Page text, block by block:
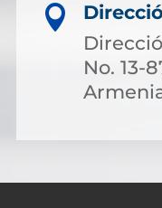

No. 13-